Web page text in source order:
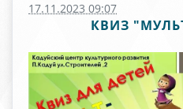
17.11.2023 09:07
КВИЗ